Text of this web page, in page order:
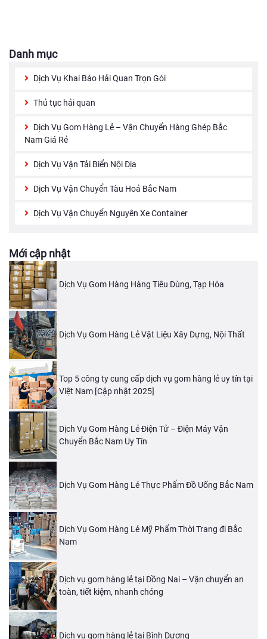
Danh mục
Dịch Vụ Khai Báo Hải Quan Trọn Gói
Thủ tục hải quan
Dịch Vụ Gom Hàng Lẻ – Vận Chuyển Hàng Ghép Bắc
Nam Giá Rẻ
Dịch Vụ Vận Tải Biển Nội Địa
Dịch Vụ Vận Chuyển Tàu Hoả Bắc Nam
Dịch Vụ Vận Chuyển Nguyên Xe Container
Mới cập nhật
Dịch Vụ Gom Hàng Hàng Tiêu Dùng, Tạp Hóa
Dịch Vụ Gom Hàng Lẻ Vật Liệu Xây Dựng, Nội Thất
Top 5 công ty cung cấp dịch vụ gom hàng lẻ uy tín tại
Việt Nam [Cập nhật 2025]
Dịch Vụ Gom Hàng Lẻ Điện Tử – Điện Máy Vận
Chuyển Bắc Nam Uy Tín
Dịch Vụ Gom Hàng Lẻ Thực Phẩm Đồ Uống Bắc Nam
Dịch Vụ Gom Hàng Lẻ Mỹ Phẩm Thời Trang đi Bắc
Nam
Dịch vụ gom hàng lẻ tại Đồng Nai – Vận chuyển an
toàn, tiết kiệm, nhanh chóng
Dịch vụ gom hàng lẻ tại Bình Dương